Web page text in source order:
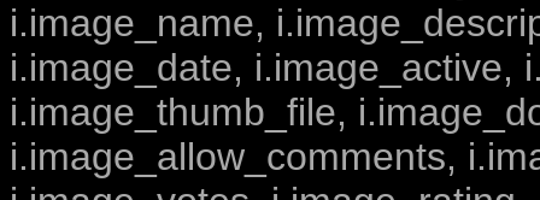
i.image_name,
i.image_date, i.image_active,
i.image_thumb_file,
i.image_allow_comments,